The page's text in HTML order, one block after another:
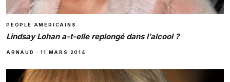
PEOPLE AMÉRICAINS
Lindsay Lohan a-t-elle replongé dans l’alcool ?
ARNAUD ·11 MARS 2014